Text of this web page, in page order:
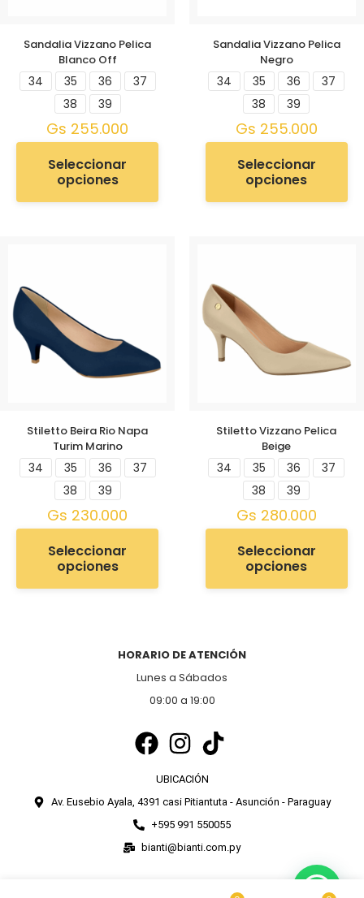
Sandalia Vizzano Pelica
Blanco Off
34 35 36
37
38
39
Gs 255.000
Seleccionar
opciones
Sandalia Vizzano Pelica
Negro
34 35 36
37
38
39
Gs 255.000
Seleccionar
opciones
Stiletto Beira Rio Napa
Turim Marino
34 35 36
37
38
39
Gs 230.000
Seleccionar
opciones
Stiletto Vizzano Pelica
Beige
34 35 36
37
38
39
Gs 280.000
Seleccionar
opciones
HORARIO DE ATENCIÓN
Lunes a Sábados
09:00 a 19:00
UBICACIÓN
Av. Eusebio Ayala, 4391 casi Pitiantuta - Asunción - Paraguay
+595 991 550055
bianti@bianti.com.py